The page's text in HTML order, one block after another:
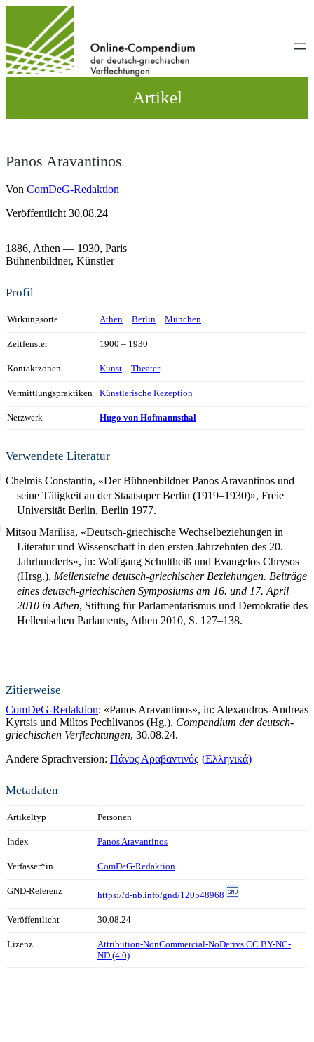
wechseln
Artikel
Panos Aravantinos
Von ComDeG-Redaktion
Veröffentlicht 30.08.24
1886, Athen — 1930, Paris
Bühnenbildner Künstler
Profil
Wirkungsorte Athen Berlin München
Zeitfenster 1900 – 1930
Kontaktzonen Kunst Theater
Vermittlungspraktiken Künstlerische Rezeption
Netzwerk Hugo von Hofmannsthal
Verwendete Literatur
Chelmis Constantin, «Der Bühnenbildner Panos Aravantinos und
seine Tätigkeit an der Staatsoper Berlin (1919–1930)», Freie
Universität Berlin, Berlin 1977.
Mitsou Marilisa, «Deutsch-griechische Wechselbeziehungen in
Literatur und Wissenschaft in den ersten Jahrzehnten des 20.
Jahrhunderts», in: Wolfgang Schultheiß und Evangelos Chrysos
(Hrsg.), Meilensteine deutsch-griechischer Beziehungen. Beiträge
eines deutsch-griechischen Symposiums am 16. und 17. April
2010 in Athen, Stiftung für Parlamentarismus und Demokratie des
Hellenischen Parlaments, Athen 2010, S. 127–138.
Zitierweise
ComDeG-Redaktion: «Panos Aravantinos», in: Alexandros-Andreas
Kyrtsis und Miltos Pechlivanos (Hg.), Compendium der deutsch-
griechischen Verflechtungen, 30.08.24.
Andere Sprachversion: Πάνος Αραβαντινός Ελληνικά
Metadaten
Artikeltyp Personen
Index Panos Aravantinos
Verfasser*in ComDeG-Redaktion
GND-Referenz https://d-nb.info/gnd/120548968
Veröffentlicht 30.08.24
Lizenz
Attribution-NonCommercial-NoDerivs CC BY-NC-
ND (4.0)